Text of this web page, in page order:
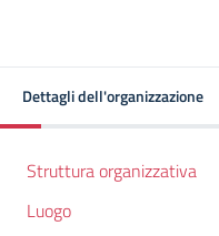
Dettagli dell'organizzazione
Struttura organizzativa
Luogo